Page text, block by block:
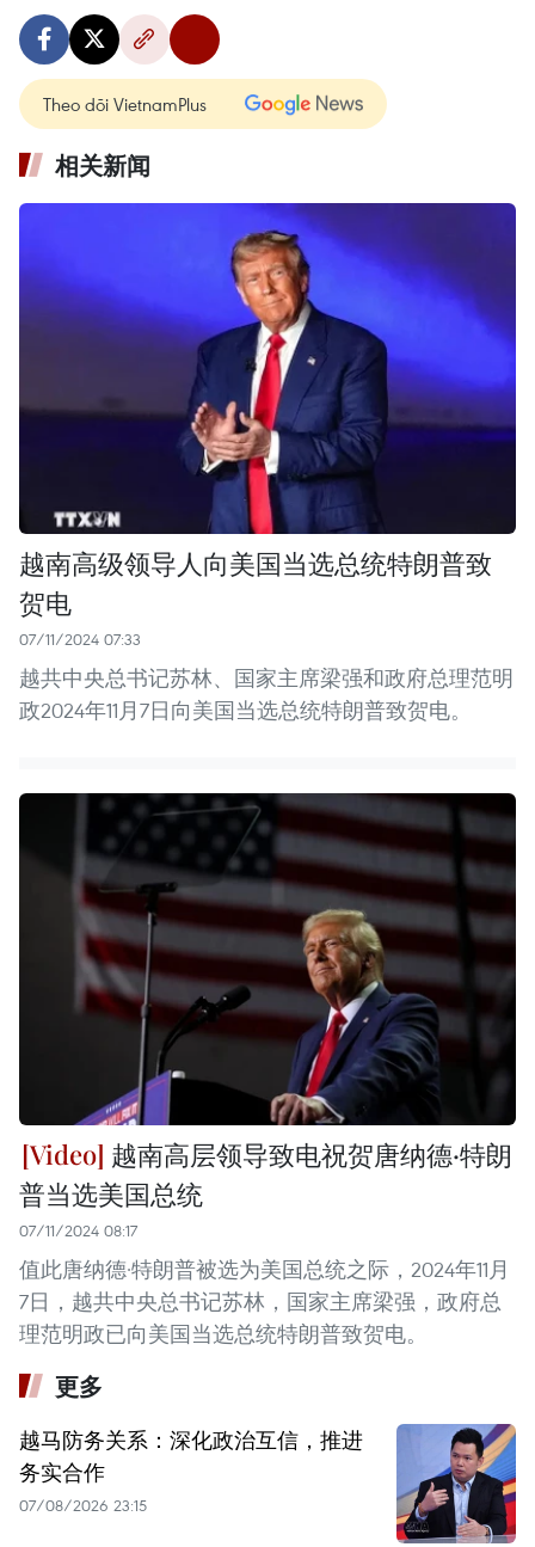
Theo dõi VietnamPlus
相关新闻
越南高级领导人向美国当选总统特朗普致
贺电
07/11/2024 07:33
越共中央总书记苏林、国家主席梁强和政府总理范明
政2024年11月7日向美国当选总统特朗普致贺电。
越南高层领导致电祝贺唐纳德·特朗
普当选美国总统
07/11/2024 08:17
值此唐纳德·特朗普被选为美国总统之际，2024年11月
7日，越共中央总书记苏林，国家主席梁强，政府总
理范明政已向美国当选总统特朗普致贺电。
更多
越马防务关系：深化政治互信，推进
务实合作
07/08/2026 23:15